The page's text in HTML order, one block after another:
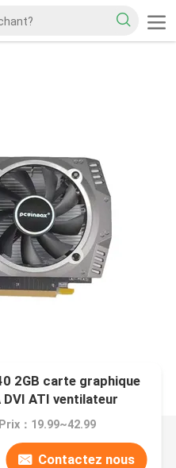
2GB carte graphique
DVI ATI ventilateur
Prix：19.99~42.99
Contactez nous